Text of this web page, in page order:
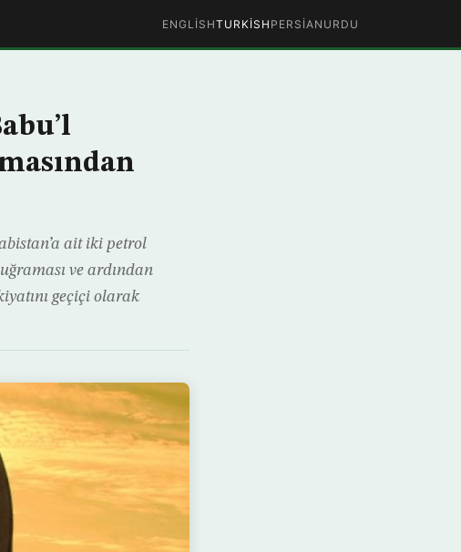
ENGLISHTURKISH PERSIAN URDU
ait iki petrol
ve ardından
geçiçi olarak